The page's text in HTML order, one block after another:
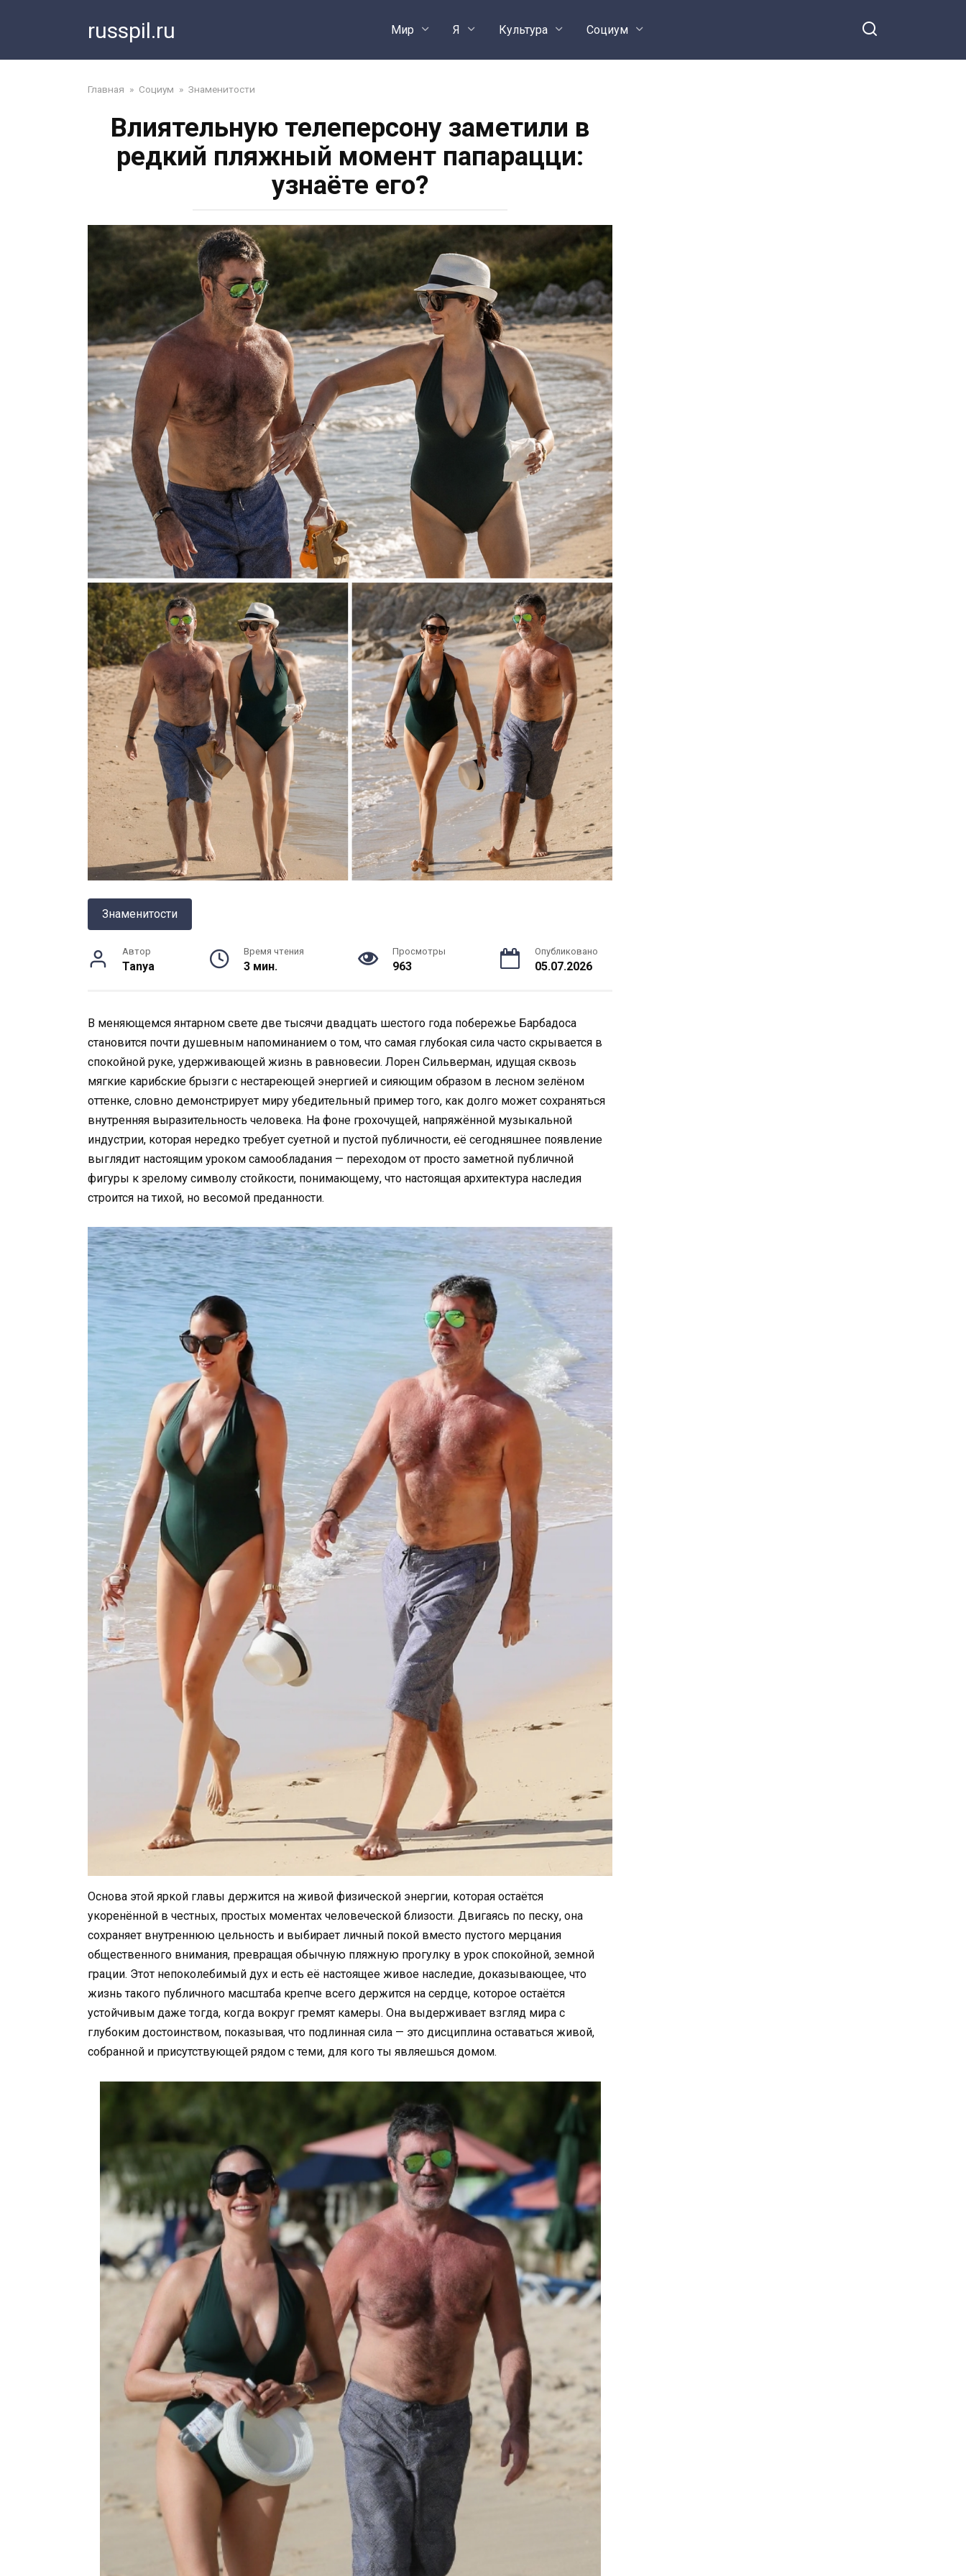
russpil.ru Мир Я Культура Социум
Главная » Социум » Знаменитости
Влиятельную телеперсону заметили в
редкий пляжный момент папарацци:
узнаёте его?
Знаменитости
Автор
Tanya
Время чтения
3 мин.
Просмотры
963
Опубликовано
05.07.2026
В меняющемся янтарном свете две тысячи двадцать шестого года побережье Барбадоса
становится почти душевным напоминанием о том, что самая глубокая сила часто скрывается в
спокойной руке, удерживающей жизнь в равновесии. Лорен Сильверман, идущая сквозь
мягкие карибские брызги с нестареющей энергией и сияющим образом в лесном зелёном
оттенке, словно демонстрирует миру убедительный пример того, как долго может сохраняться
внутренняя выразительность человека. На фоне грохочущей, напряжённой музыкальной
индустрии, которая нередко требует суетной и пустой публичности, её сегодняшнее появление
выглядит настоящим уроком самообладания — переходом от просто заметной публичной
фигуры к зрелому символу стойкости, понимающему, что настоящая архитектура наследия
строится на тихой, но весомой преданности.
Основа этой яркой главы держится на живой физической энергии, которая остаётся
укоренённой в честных, простых моментах человеческой близости. Двигаясь по песку, она
сохраняет внутреннюю цельность и выбирает личный покой вместо пустого мерцания
общественного внимания, превращая обычную пляжную прогулку в урок спокойной, земной
грации. Этот непоколебимый дух и есть её настоящее живое наследие, доказывающее, что
жизнь такого публичного масштаба крепче всего держится на сердце, которое остаётся
устойчивым даже тогда, когда вокруг гремят камеры. Она выдерживает взгляд мира с
глубоким достоинством, показывая, что подлинная сила — это дисциплина оставаться живой,
собранной и присутствующей рядом с теми, для кого ты являешься домом.